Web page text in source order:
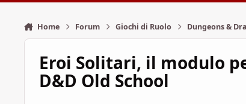
Home Forum Giochi di Ruolo Dungeons &
Eroi Solitari, il modulo
D&D Old School